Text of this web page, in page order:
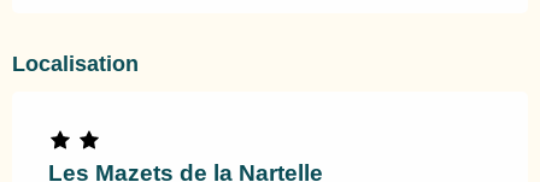
Localisation
Les Mazets de la Nartelle